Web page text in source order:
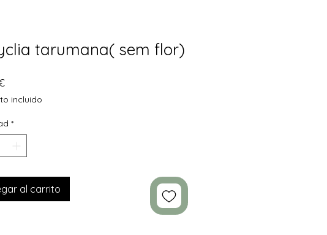
tarumana( sem flor)
Precio
incluido
*
al carrito